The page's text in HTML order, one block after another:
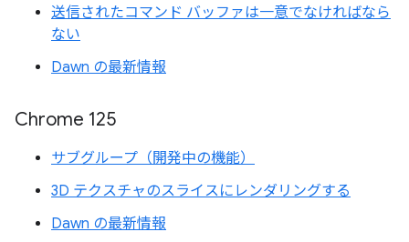
送信されたコマンド バッファは一意でなければなら
ない
Dawn の最新情報
Chrome 125
サブグループ（開発中の機能）
3D テクスチャのスライスにレンダリングする
Dawn の最新情報